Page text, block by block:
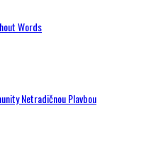
Words
Netradičnou Plavbou